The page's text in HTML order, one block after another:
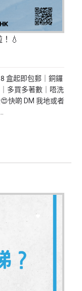
💧
盒起即包郵｜銅鑼
多買多著數｜唔洗
快啲 DM 我地或者